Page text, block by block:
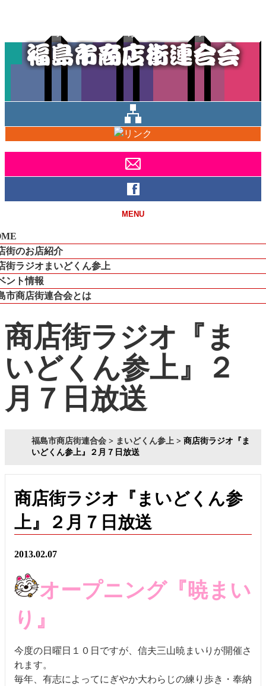
MENU
街のお店紹介
街ラジオまいどくん参上
ント情報
市商店街連合会とは
商店街ラジオ『ま
いどくん参上』２
月７日放送
福島市商店街連合会 > まいどくん参上 > 商店街ラジオ『ま
いどくん参上』２月７日放送
商店街ラジオ『まいどくん参
上』２月７日放送
2013.02.07
オープニング『暁まい
り』
今度の日曜日１０日ですが、信夫三山暁まいりが開催さ
れます。
毎年、有志によってにぎやか大わらじの練り歩き・奉納